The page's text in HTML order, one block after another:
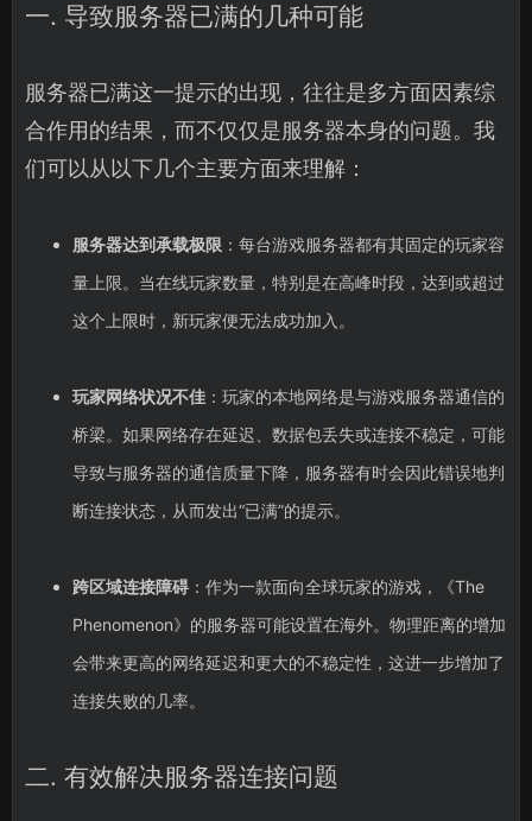
一. 导致服务器已满的几种可能
服务器已满这一提示的出现，往往是多方面因素综
合作用的结果，而不仅仅是服务器本身的问题。我
们可以从以下几个主要方面来理解：
服务器达到承载极限：每台游戏服务器都有其固定的玩家容
量上限。当在线玩家数量，特别是在高峰时段，达到或超过
这个上限时，新玩家便无法成功加入。
玩家网络状况不佳：玩家的本地网络是与游戏服务器通信的
桥梁。如果网络存在延迟、数据包丢失或连接不稳定，可能
导致与服务器的通信质量下降，服务器有时会因此错误地判
断连接状态，从而发出“已满”的提示。
跨区域连接障碍：作为一款面向全球玩家的游戏，《The
Phenomenon》的服务器可能设置在海外。物理距离的增加
会带来更高的网络延迟和更大的不稳定性，这进一步增加了
连接失败的几率。
二. 有效解决服务器连接问题